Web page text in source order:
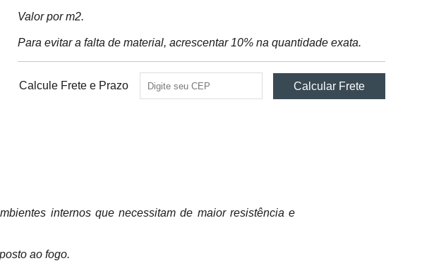
Valor por m2.
Para evitar a falta de material, acrescentar 10% na quantidade exata.
Calcule Frete e Prazo
internos que necessitam de maior resistência e
ao fogo.